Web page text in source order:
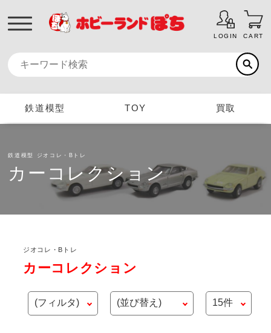
LOGIN CART
鉄道模型 TOY 買取
鉄道模型 ジオコレ・Bトレ
カーコレクション
ジオコレ・Bトレ
カーコレクション